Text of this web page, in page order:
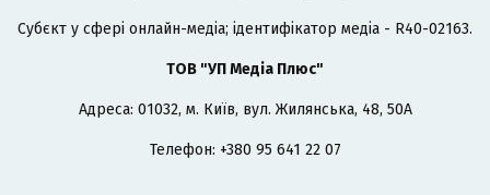
Cубєкт у сфері онлайн-медіа; ідентифікатор медіа - R40-02163.
ТОВ "УП Медіа Плюс"
Адреса: 01032, м. Київ, вул. Жилянська, 48, 50А
Телефон: +380 95 641 22 07